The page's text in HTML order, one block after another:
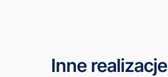
Inne realizacje